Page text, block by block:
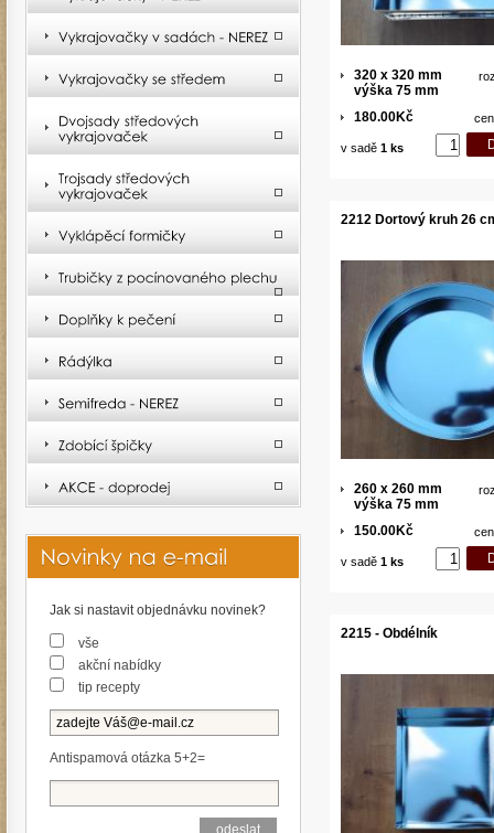
320 x 320 mm
výška 75 mm
180.00Kč
v sadě 1 ks
2212 Dortový kruh 26
260 x 260 mm
výška 75 mm
150.00Kč
v sadě 1 ks
2215 - Obdélník
Jak si nastavit objednávku novinek?
vše
akční nabídky
tip recepty
Antispamová otázka 5+2=